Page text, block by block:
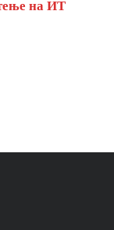
на ИТ